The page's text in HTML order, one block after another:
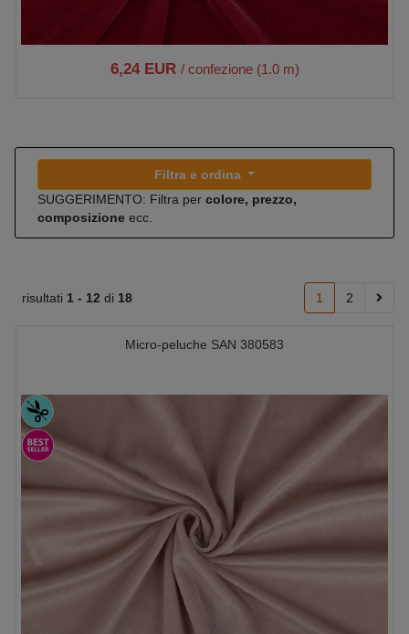
6,24 EUR / confezione (1.0 m)
Filtra e ordina
SUGGERIMENTO: Filtra per colore, prezzo,
composizione ecc.
risultati 1 - 12 di 18 1 2
Micro-peluche SAN 380583